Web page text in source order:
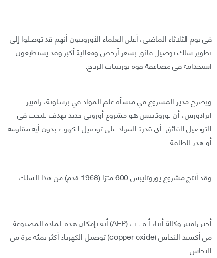
في يوم الثلاثاء الماضي، أعلن العلماء الأوروبيون أنهم قد توصلوا إلى
تطوير سلك توصيل فائق بسعر أرخص وفعالية أكبر وقد يستطيعون
استخدامه في مضاعفة قوة توربينات الرياح.
ويصرح مدير المشروع في منشأة علم المواد في برشلونة، زافيير
ابرادورس، أن يوروتايبس هو مشروع أوروبي جديد يهدف للبحث في
التوصيل الفائق_أي قدرة المواد على توصيل الكهرباء بدون أية مقاومة
أو هدر للطاقة.
وقد أنتج مشروع يوروتايبس 600 مترًا (1968 قدم) من هذا السلك.
أخبر زافيير وكالة أنباء أ ف ب (AFP) أنه بإمكان هذه المادة المصنوعة
من أكسيد النحاس (copper oxide) توصيل الكهرباء أكثر بمئة مرة من
النحاس.